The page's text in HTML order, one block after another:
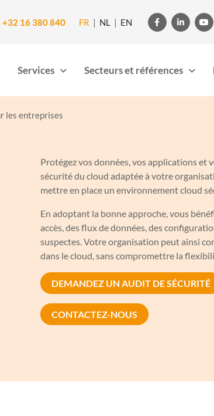
+32 16 380 840 FR NL EN   
Services Secteurs et références
les entreprises
Protégez vos données, vos applications et
sécurité du cloud adaptée à votre
mettre en place un environnement cloud
En adoptant la bonne approche, vous
accès, des flux de données, des
suspectes. Votre organisation peut ainsi
dans le cloud, sans compromettre la
DEMANDEZ UN AUDIT DE SÉCURITÉ
CONTACTEZ-NOUS